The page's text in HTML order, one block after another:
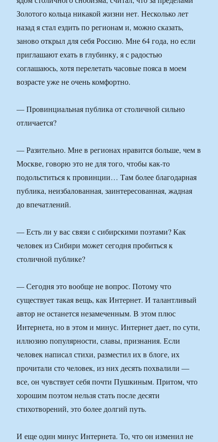
Золотого кольца никакой жизни нет. Несколько лет
назад я стал ездить по регионам и, можно сказать,
заново открыл для себя Россию. Мне 64 года, но если
приглашают ехать в глубинку, я с радостью
соглашаюсь, хотя перелетать часовые пояса в моем
возрасте уже не очень комфортно.
— Провинциальная публика от столичной сильно
отличается?
— Разительно. Мне в регионах нравится больше, чем в
Москве, говорю это не для того, чтобы как-то
подольститься к провинции… Там более благодарная
публика, неизбалованная, заинтересованная, жадная
до впечатлений.
— Есть ли у вас связи с сибирскими поэтами? Как
человек из Сибири может сегодня пробиться к
столичной публике?
— Сегодня это вообще не вопрос. Потому что
существует такая вещь, как Интернет. И талантливый
автор не останется незамеченным. В этом плюс
Интернета, но в этом и минус. Интернет дает, по сути,
иллюзию популярности, славы, признания. Если
человек написал стихи, разместил их в блоге, их
прочитали сто человек, из них десять похвалили —
все, он чувствует себя почти Пушкиным. Притом, что
хорошим поэтом нельзя стать после десяти
стихотворений, это более долгий путь.
И еще один минус Интернета. То, что он изменил не